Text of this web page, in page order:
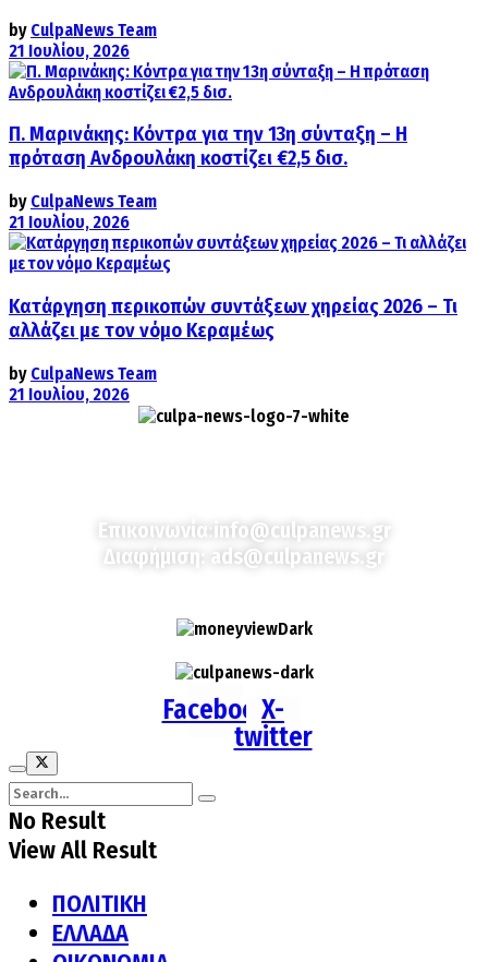
by CulpaNews Team
21 Ιουλίου, 2026
Π. Μαρινάκης: Κόντρα για την 13η σύνταξη – Η
πρόταση Ανδρουλάκη κοστίζει €2,5 δισ.
by CulpaNews Team
21 Ιουλίου, 2026
Κατάργηση περικοπών συντάξεων χηρείας 2026 – Τι
αλλάζει με τον νόμο Κεραμέως
by CulpaNews Team
21 Ιουλίου, 2026
Επικοινωνία:
info@culpanews.gr
Διαφήμιση:
ads@culpanews.gr
FacebookX-
twitter
No Result
View All Result
ΠΟΛΙΤΙΚΗ
ΕΛΛΑΔΑ